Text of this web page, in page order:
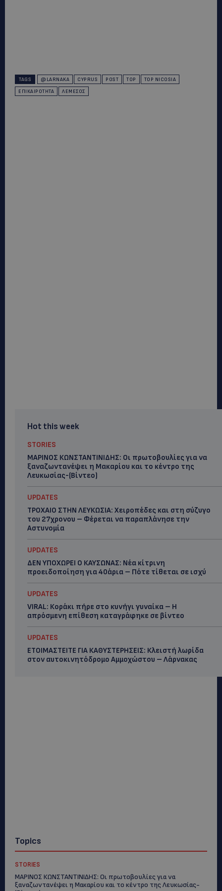
TAGS @LARNAKA CYPRUS POST TOP
TOP NICOSIA
ΕΠΙΚΑΙΡΌΤΗΤΑ
ΛΕΜΕΣΌΣ
Hot this week
STORIES
ΜΑΡΙΝΟΣ ΚΩΝΣΤΑΝΤΙΝΙΔΗΣ: Οι πρωτοβουλίες για να
ξαναζωντανέψει η Μακαρίου και το κέντρο της
Λευκωσίας-(Βίντεο)
UPDATES
ΤΡΟΧΑΙΟ ΣΤΗΝ ΛΕΥΚΩΣΙΑ: Χειροπέδες και στη σύζυγο
του 27χρονου – Φέρεται να παραπλάνησε την
Αστυνομία
UPDATES
ΔΕΝ ΥΠΟΧΩΡΕΙ Ο ΚΑΥΣΩΝΑΣ: Νέα κίτρινη
προειδοποίηση για 40άρια – Πότε τίθεται σε ισχύ
UPDATES
VIRAL: Κοράκι πήρε στο κυνήγι γυναίκα – Η
απρόσμενη επίθεση καταγράφηκε σε βίντεο
UPDATES
ΕΤΟΙΜΑΣΤΕΙΤΕ ΓΙΑ ΚΑΘΥΣΤΕΡΗΣΕΙΣ: Κλειστή λωρίδα
στον αυτοκινητόδρομο Αμμοχώστου – Λάρνακας
Topics
STORIES
ΜΑΡΙΝΟΣ ΚΩΝΣΤΑΝΤΙΝΙΔΗΣ: Οι πρωτοβουλίες για να
ξαναζωντανέψει η Μακαρίου και το κέντρο της Λευκωσίας-